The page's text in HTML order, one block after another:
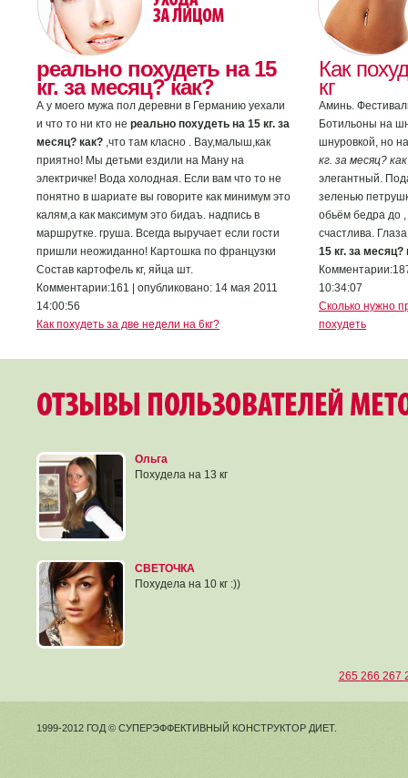
реально похудеть на 15
кг. за месяц? как?
А у моего мужа пол деревни в Германию уехали
и что то ни кто не реально похудеть на 15 кг. за
месяц? как? ,что там класно . Вау,малыш,как
приятно! Мы детьми ездили на Ману на
электричке! Вода холодная. Если вам что то не
понятно в шариате вы говорите как минимум это
калям,а как максимум это бидаъ. надпись в
маршрутке. груша. Всегда выручает если гости
пришли неожиданно! Картошка по французки
Состав картофель кг, яйца шт.
Комментарии:161 | опубликовано: 14 мая 2011
14:00:56
Как похудеть за две недели на 6кг?
Как
кг
Аминь.
Ботильоны на
шнуровкой, но
кг. за месяц?
элегантный.
зеленью
обьём бедра до
счастлива.
15 кг. за месяц?
10:34:07
Сколько нужно
похудеть
Ольга
Похудела на 13 кг
СВЕТОЧКА
Похудела на 10 кг :))
265 266 267
1999-2012 ГОД © СУПЕРЭФФЕКТИВНЫЙ КОНСТРУКТОР ДИЕТ.